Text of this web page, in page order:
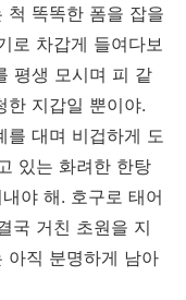
척 똑똑한 폼을 잡을
로 차갑게 들여다보
평생 모시며 피 같
한 지갑일 뿐이야.
를 대며 비겁하게 도
있는 화려한 한탕
야 해. 호구로 태어
국 거친 초원을 지
아직 분명하게 남아